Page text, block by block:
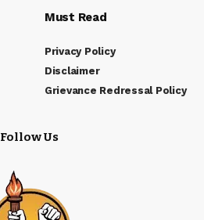
Must Read
Privacy Policy
Disclaimer
Grievance Redressal Policy
Follow Us